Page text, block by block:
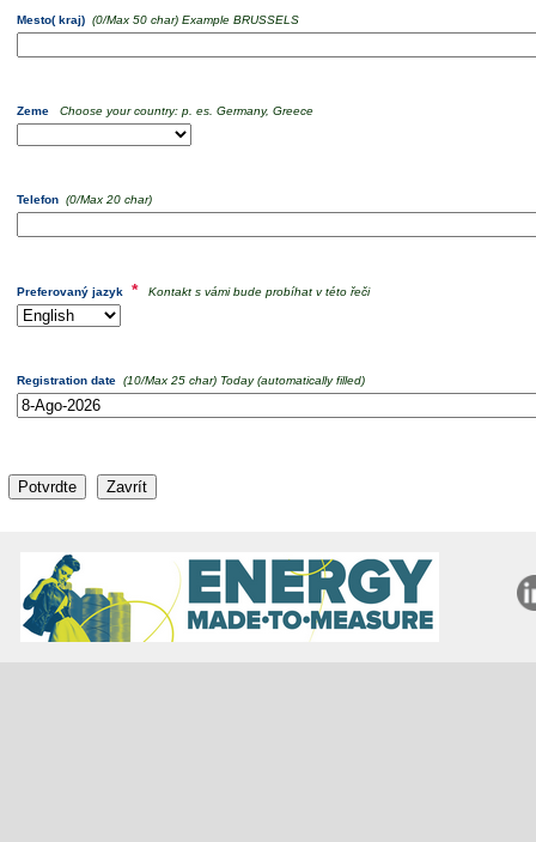
Mesto( kraj) (0/Max 50 char) Example BRUSSELS
Zeme Choose your country: p. es. Germany, Greece
Telefon (0/Max 20 char)
Preferovaný jazyk * Kontakt s vámi bude probíhat v této řeči
Registration date (10/Max 25 char) Today (automatically filled)